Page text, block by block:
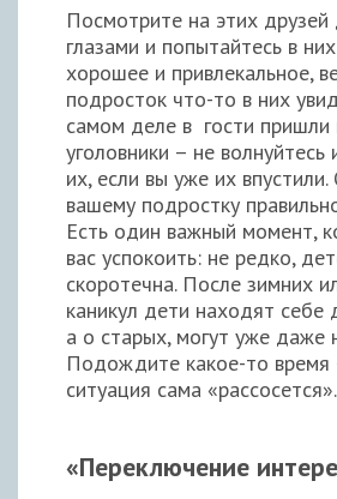
Посмотрите на этих друзей
глазами и попытайтесь в
хорошее и привлекальное,
подросток что-то в них
самом деле в гости пришли
уголовники – не волнуйтесь
их, если вы уже их
вашему подростку
Есть один важный момент,
вас успокоить: не редко,
скоротечна. После зимних
каникул дети находят себе
а о старых, могут уже даже
Подождите какое-то
ситуация сама «рассосется».
«Переключение